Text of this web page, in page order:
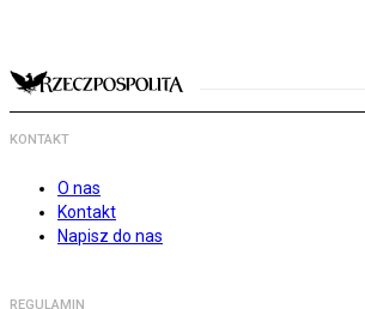
KONTAKT
O nas
Kontakt
Napisz do nas
REGULAMIN